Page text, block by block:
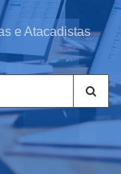
e Atacadistas